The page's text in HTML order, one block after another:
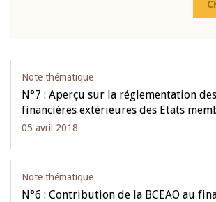
Note thématique
N°7 : Aperçu sur la réglementation
financières extérieures des Etats
05 avril 2018
Note thématique
N°6 : Contribution de la BCEAO au